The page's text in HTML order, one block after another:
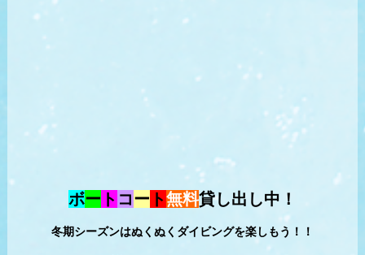
ボー ト コー ト無料貸し出し中！
冬期シーズンはぬくぬくダイビングを楽しもう！！